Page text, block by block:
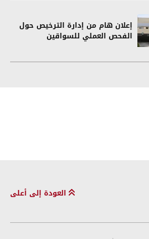
إعلان هام من إدارة الترخيص حول
الفحص العملي للسواقين
العودة إلى أعلى